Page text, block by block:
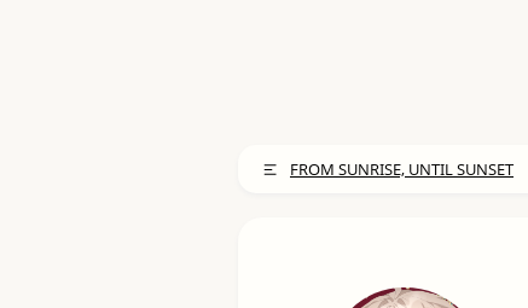
FROM SUNRISE, UNTIL SUNSET